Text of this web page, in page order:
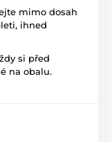
mimo dosah
ihned
si před
na obalu.